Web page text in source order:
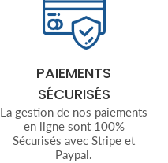
PAIEMENTS
SÉCURISÉS
La gestion de nos paiements
en ligne sont 100%
Sécurisés avec Stripe et
Paypal.